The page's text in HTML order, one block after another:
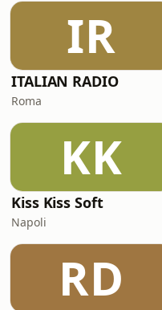
IR
ITALIAN RADIO
Roma
KK
Kiss Kiss Soft
Napoli
RD